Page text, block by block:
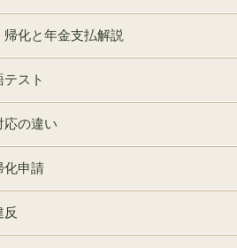
帰化と年金支払解説
テスト
応の違い
化申請
反